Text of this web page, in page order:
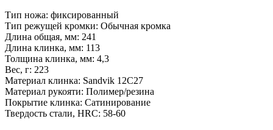
Тип ножа: фиксированный
Тип режущей кромки: Обычная кромка
Длина общая, мм: 241
Длина клинка, мм: 113
Толщина клинка, мм: 4,3
Вес, г: 223
Материал клинка: Sandvik 12C27
Материал рукояти: Полимер/резина
Покрытие клинка: Сатинирование
Твердость стали, HRC: 58-60